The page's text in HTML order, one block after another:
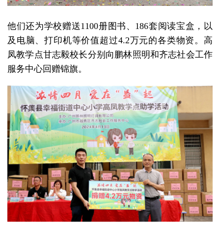
他们还为学校赠送1100册图书、186套阅读宝盒，以
及电脑、打印机等价值超过4.2万元的各类物资。高
凤教学点甘志毅校长分别向鹏林照明和齐志社会工作
服务中心回赠锦旗。